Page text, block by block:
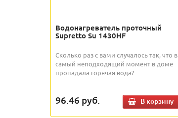
Водонагреватель проточный
Supretto Su 1430HF
Сколько раз с вами случалось так, что в
самый неподходящий момент в доме
пропадала горячая вода?
96.46 руб. В корзину